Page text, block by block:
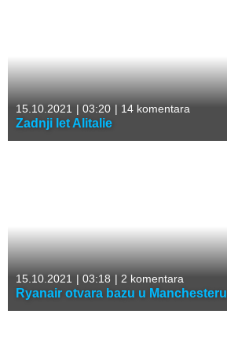
15.10.2021 | 03:20 | 14 komentara
Zadnji let Alitalie
15.10.2021 | 03:18 | 2 komentara
Ryanair otvara bazu u Manchesteru